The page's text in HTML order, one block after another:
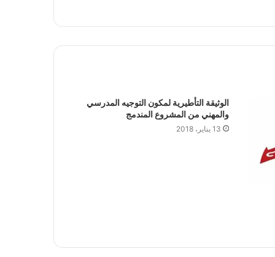
الوثيقة التأطيرية لمكون التوجيه المدرسي
والمهني من المشروع المندمج
13 يناير، 2018